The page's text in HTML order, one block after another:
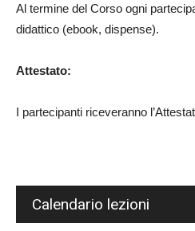
Al termine del Corso ogni
didattico (ebook, dispense).
Attestato:
I partecipanti riceveranno
Calendario lezioni